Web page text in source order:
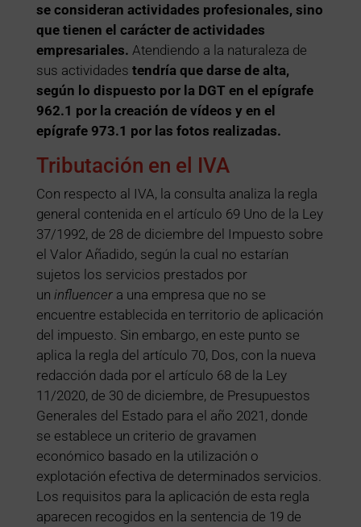
se consideran actividades profesionales, sino
que tienen el carácter de actividades
empresariales. Atendiendo a la naturaleza de
sus actividades tendría que darse de alta,
según lo dispuesto por la DGT en el epígrafe
962.1 por la creación de vídeos y en el
epígrafe 973.1 por las fotos realizadas.
Tributación en el IVA
Con respecto al IVA, la consulta analiza la regla
general contenida en el artículo 69 Uno de la Ley
37/1992, de 28 de diciembre del Impuesto sobre
el Valor Añadido, según la cual no estarían
sujetos los servicios prestados por
un influencera una empresa que no se
encuentre establecida en territorio de aplicación
del impuesto. Sin embargo, en este punto se
aplica la regla del artículo 70, Dos, con la nueva
redacción dada por el artículo 68 de la Ley
11/2020, de 30 de diciembre, de Presupuestos
Generales del Estado para el año 2021, donde
se establece un criterio de gravamen
económico basado en la utilización o
explotación efectiva de determinados servicios.
Los requisitos para la aplicación de esta regla
aparecen recogidos en la sentencia de 19 de